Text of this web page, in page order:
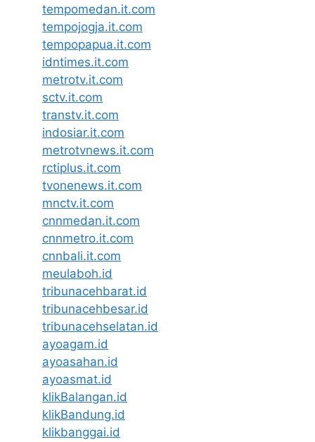
tempomedan.it.com
tempojogja.it.com
tempopapua.it.com
idntimes.it.com
metrotv.it.com
sctv.it.com
transtv.it.com
indosiar.it.com
metrotvnews.it.com
rctiplus.it.com
tvonenews.it.com
mnctv.it.com
cnnmedan.it.com
cnnmetro.it.com
cnnbali.it.com
meulaboh.id
tribunacehbarat.id
tribunacehbesar.id
tribunacehselatan.id
ayoagam.id
ayoasahan.id
ayoasmat.id
klikBalangan.id
klikBandung.id
klikbanggai.id